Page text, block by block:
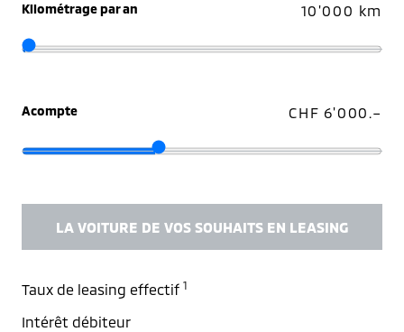
Kilométrage par an 10'000 km
Acompte CHF 6'000.–
LA VOITURE DE VOS SOUHAITS EN LEASING
Taux de leasing effectif 1
Intérêt débiteur